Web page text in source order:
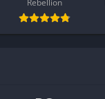
Rebellion